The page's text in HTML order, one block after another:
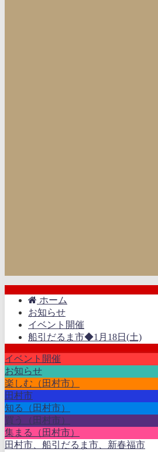
ホーム
お知らせ
イベント開催
船引だるま市◆1月18日(土)
イベント開催
お知らせ
楽しむ（田村市）
田村市
知る（田村市）
買う（田村市）
集まる（田村市）
田村市、船引だるま市、新春福市